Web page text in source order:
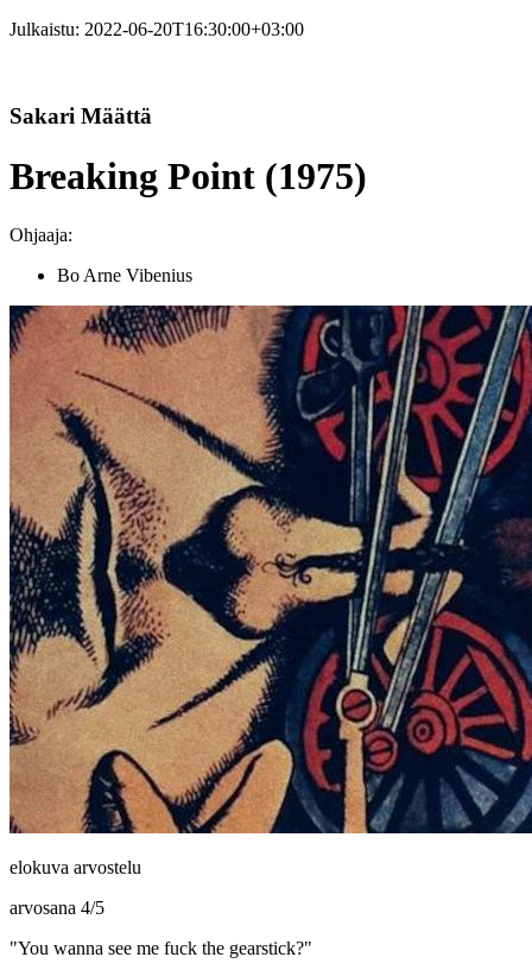
Julkaistu: 2022-06-20T16:30:00+03:00
Sakari Määttä
Breaking Point (1975)
Ohjaaja:
Bo Arne Vibenius
elokuva arvostelu
arvosana 4/5
"You wanna see me fuck the gearstick?"